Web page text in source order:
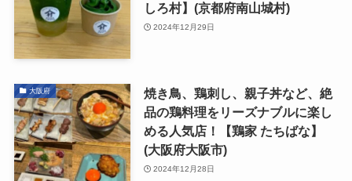
しろ村】(京都府南山城村)
2024年12月29日
大阪府
焼き鳥、鶏刺し、親子丼など、絶
品の鶏料理をリーズナブルに楽し
める人気店！【鶏家 たちばな】
(大阪府大阪市)
2024年12月28日